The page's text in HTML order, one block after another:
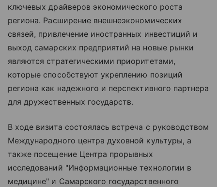
ключевых драйверов экономического роста
региона. Расширение внешнеэкономических
связей, привлечение иностранных инвестиций и
выход самарских предприятий на новые рынки
являются стратегическими приоритетами,
которые способствуют укреплению позиций
региона как надежного и перспективного партнера
для дружественных государств.
В ходе визита состоялась встреча с руководством
Международного центра духовной культуры, а
также посещение Центра прорывных
исследований "Информационные технологии в
медицине" и Самарского государственного